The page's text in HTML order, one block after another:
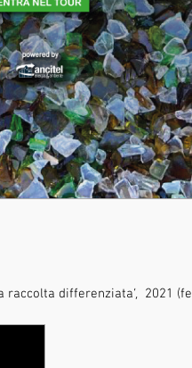
differenziata’, 2021